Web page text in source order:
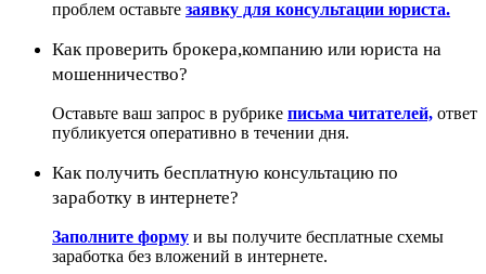
проблем оставьте заявку для консультации юриста.
Как проверить брокера,компанию или юриста на
мошенничество?
Оставьте ваш запрос в рубрике письма читателей, ответ
публикуется оперативно в течении дня.
Как получить бесплатную консультацию по
заработку в интернете?
Заполните форму и вы получите бесплатные схемы
заработка без вложений в интернете.